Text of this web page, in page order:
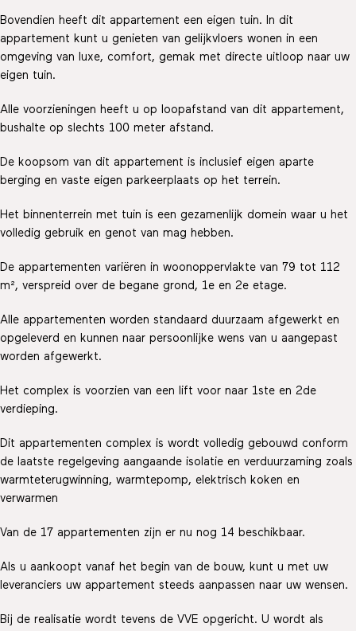
Bovendien heeft dit appartement een eigen tuin. In dit
appartement kunt u genieten van gelijkvloers wonen in een
omgeving van luxe, comfort, gemak met directe uitloop naar uw
eigen tuin.
Alle voorzieningen heeft u op loopafstand van dit appartement,
bushalte op slechts 100 meter afstand.
De koopsom van dit appartement is inclusief eigen aparte
berging en vaste eigen parkeerplaats op het terrein.
Het binnenterrein met tuin is een gezamenlijk domein waar u het
volledig gebruik en genot van mag hebben.
De appartementen variëren in woonoppervlakte van 79 tot 112
m², verspreid over de begane grond, 1e en 2e etage.
Alle appartementen worden standaard duurzaam afgewerkt en
opgeleverd en kunnen naar persoonlijke wens van u aangepast
worden afgewerkt.
Het complex is voorzien van een lift voor naar 1ste en 2de
verdieping.
Dit appartementen complex is wordt volledig gebouwd conform
de laatste regelgeving aangaande isolatie en verduurzaming zoals
warmteterugwinning, warmtepomp, elektrisch koken en
verwarmen
Van de 17 appartementen zijn er nu nog 14 beschikbaar.
Als u aankoopt vanaf het begin van de bouw, kunt u met uw
leveranciers uw appartement steeds aanpassen naar uw wensen.
Bij de realisatie wordt tevens de VVE opgericht. U wordt als